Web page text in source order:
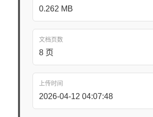
0.262 MB
文档页数
8 页
上传时间
2026-04-12 04:07:48